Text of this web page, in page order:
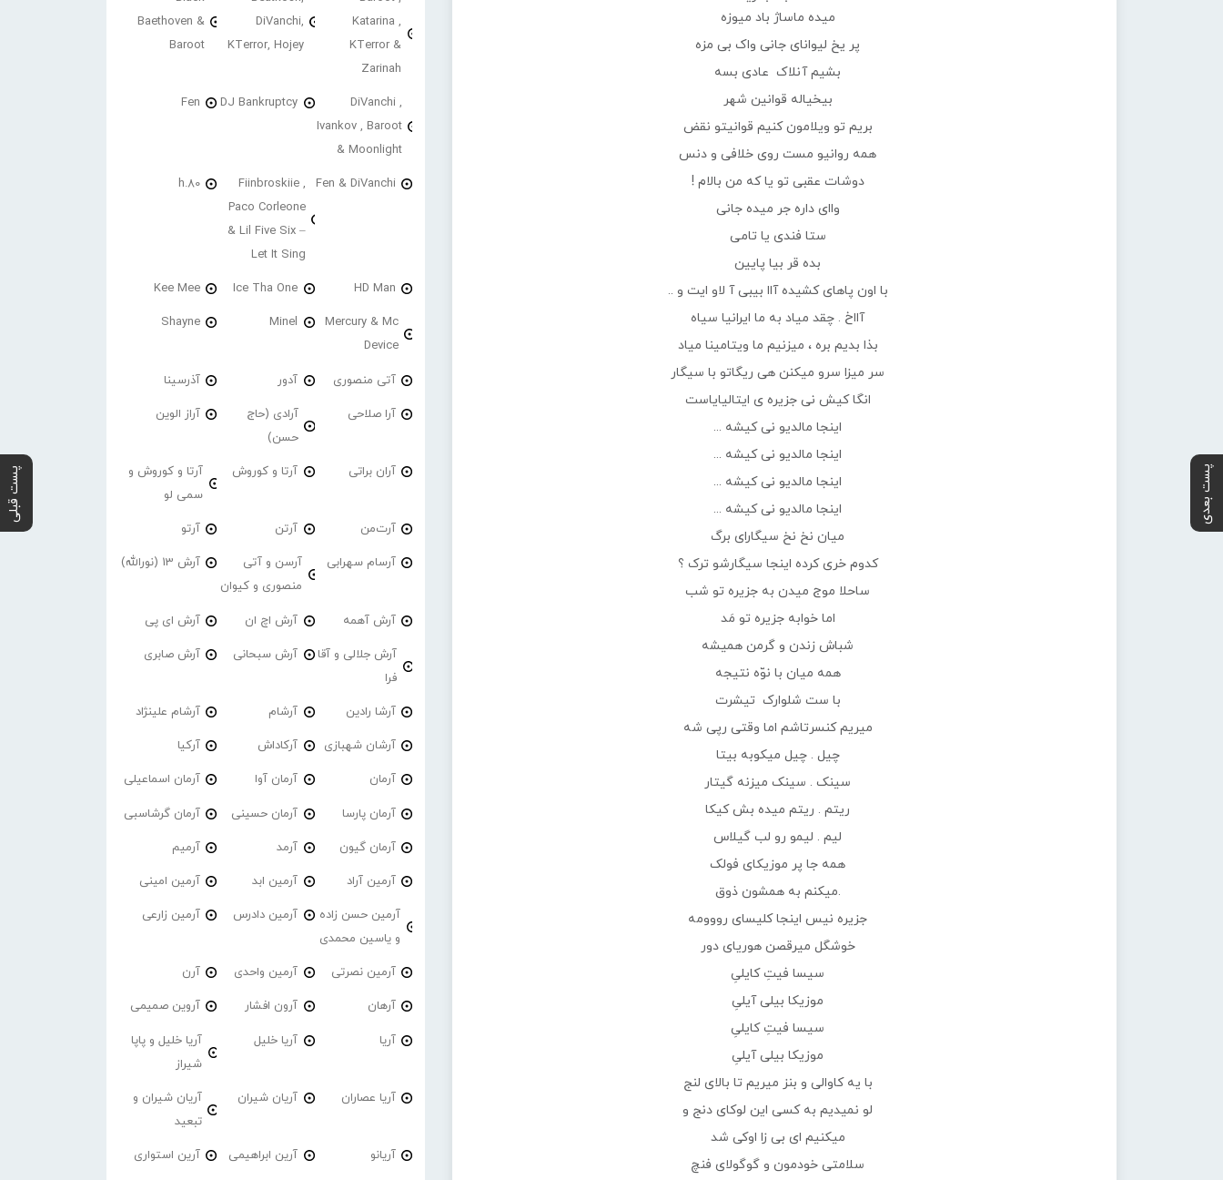
میده ماساژ باد میوزه
پر یخ لیوانای جانی واک بی مزه
بشیم آنلاک عادی بسه
بیخیاله قوانین شهر
بریم تو ویلامون کنیم قوانیتو نقض
همه روانیو مست روی خلافی و دنس
دوشات عقبی تو یا که من بالام !
واای داره جر میده جانی
ستا فندی یا تامی
بده قر بیا پایین
با اون پاهای کشیده آاا بیبی آ لاو ایت و ..
آااخ . چقد میاد به ما ایرانیا سیاه
بذا بدیم بره ، میزنیم ما ویتامینا میاد
سر میزا سرو میکنن هی ریگاتو با سیگار
انگا کیش نی جزیره ی ایتالیایاست
اینجا مالدیو نی کیشه ...
اینجا مالدیو نی کیشه ...
اینجا مالدیو نی کیشه ...
اینجا مالدیو نی کیشه ...
میان نخ نخ سیگارای برگ
کدوم خری کرده اینجا سیگارشو ترک ؟
ساحلا موج میدن به جزیره تو شب
اما خوابه جزیره تو مَد
شباش زندن و گرمن همیشه
همه میان با نوّه نتیجه
با ست شلوارک تیشرت
میریم کنسرتاشم اما وقتی رپی شه
چیل . چیل میکوبه بیتا
سینک . سینک میزنه گیتار
ریتم . ریتم میده بش کیکا
لیم . لیمو رو لب گیلاس
همه جا پر موزیکای فولک
.میکنم به همشون ذوق
جزیره نیس اینجا کلیسای رووومه
خوشگل میرقصن هوریای دور
سیسا فیتِ کایلیِ
موزیکا بیلی آیلیِ
سیسا فیتِ کایلیِ
موزیکا بیلی آیلیِ
با یه کاوالی و بنز میریم تا بالای لنج
لو نمیدیم به کسی این لوکای دنج و
میکنیم ای بی زا اوکی شد
سلامتی خودمون و گوگولای فنچ
پست بعدی پست قبلی
Katarina ,
KTerror &
Zarinah
DiVanchi,
KTerror, Hojey
Baethoven &
Baroot
DiVanchi ,
Ivankov , Baroot
& Moonlight
DJ Bankruptcy
Fen
Fen & DiVanchi
Fiinbroskiie ,
Paco Corleone
& Lil Five Six –
Let It Sing
h.80
HD Man
Ice Tha One
Kee Mee
Mercury & Mc
Device
Minel
Shayne
آتی منصوری آدور آذرسینا
آرا صلاحی
آرادی (حاج
حسن)
آراز الوین
آران براتی آرتا و کوروش
آرتا و کوروش و
سمی لو
آرت‌من آرتن آرتو
آرسام سهرابی
آرسن و آتی
منصوری و کیوان
آرش 13 (نورالله)
آرش آهمه آرش اچ ان آرش ای پی
آرش جلالی و آقا
فرا
آرش سبحانی آرش صابری
آرشا رادین آرشام آرشام علینژاد
آرشان شهبازی آرکاداش آرکیا
آرمان آرمان آوا آرمان اسماعیلی
آرمان پارسا آرمان حسینی آرمان گرشاسبی
آرمان گیون آرمد آرمیم
آرمین آراد آرمین ابد آرمین امینی
آرمین حسن زاده
و یاسین محمدی
آرمین دادرس آرمین زارعی
آرمین نصرتی آرمین واحدی آرن
آرهان آرون افشار آروین صمیمی
آریا آریا خلیل
آریا خلیل و پاپا
شیراز
آریا عصاران آریان شیران
آریان شیران و
تبعید
آریانو آرین ابراهیمی آرین استواری